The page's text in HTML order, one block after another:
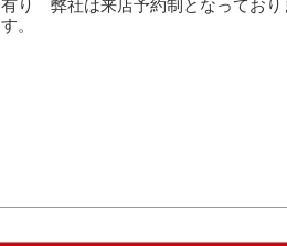
有り 弊社は来店予約制となっており
す。